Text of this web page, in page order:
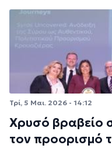
Τρί, 5 Μαι. 2026 - 14:12
Χρυσό βραβείο
τον προορισμό